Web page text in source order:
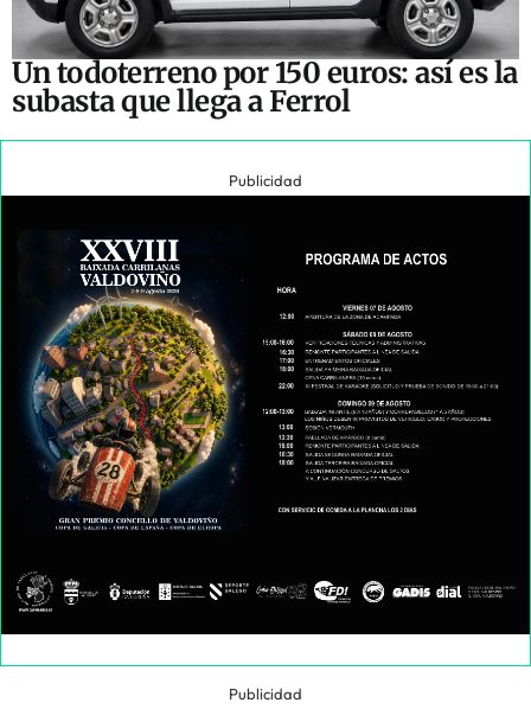
Un todoterreno por 150 euros: así es la
subasta que llega a Ferrol
Publicidad
Publicidad